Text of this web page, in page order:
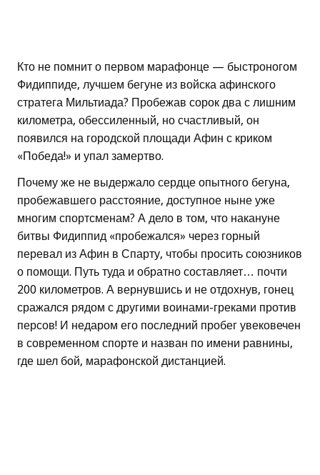
Кто не помнит о первом марафонце — быстроногом
Фидиппиде, лучшем бегуне из войска афинского
стратега Мильтиада? Пробежав сорок два с лишним
километра, обессиленный, но счастливый, он
появился на городской площади Афин с криком
«Победа!» и упал замертво.
Почему же не выдержало сердце опытного бегуна,
пробежавшего расстояние, доступное ныне уже
многим спортсменам? А дело в том, что накануне
битвы Фидиппид «пробежался» через горный
перевал из Афин в Спарту, чтобы просить союзников
о помощи. Путь туда и обратно составляет… почти
200 километров. А вернувшись и не отдохнув, гонец
сражался рядом с другими воинами-греками против
персов! И недаром его последний пробег увековечен
в современном спорте и назван по имени равнины,
где шел бой, марафонской дистанцией.